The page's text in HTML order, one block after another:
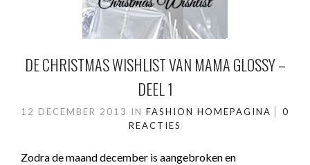
DE CHRISTMAS WISHLIST VAN MAMA GLOSSY –
DEEL 1
12 DECEMBER 2013 IN FASHION HOMEPAGINA
0
REACTIES
Zodra de maand december is aangebroken en